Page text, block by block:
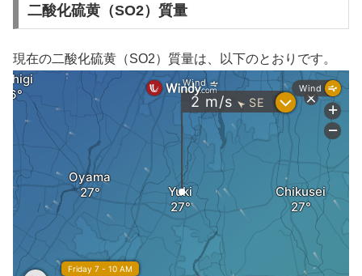
二酸化硫黄（SO2）質量
現在の二酸化硫黄（SO2）質量は、以下のとおりです。